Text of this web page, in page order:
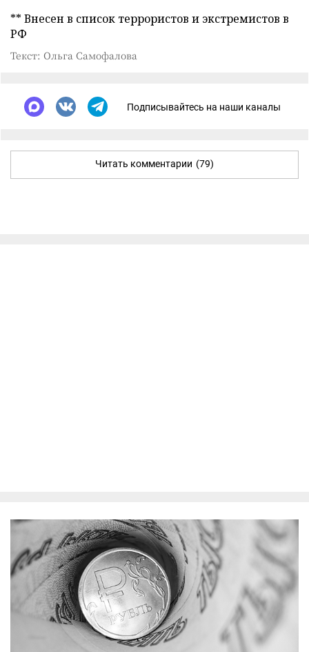
** Внесен в список террористов и экстремистов в
РФ
Текст: Ольга Самофалова
Подписывайтесь на наши каналы
Читать комментарии (79)